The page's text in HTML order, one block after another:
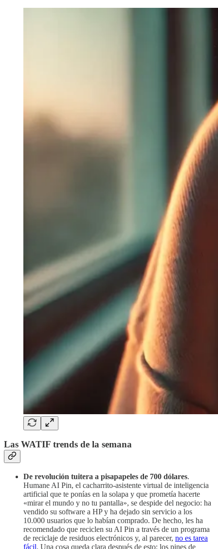
Las WATIF trends de la semana
De revolución tuitera a pisapapeles de 700 dólares.
Humane AI Pin, el cacharrito-asistente virtual de inteligencia
artificial que te ponías en la solapa y que prometía hacerte
«mirar el mundo y no tu pantalla», se despide del negocio: ha
vendido su software a HP y ha dejado sin servicio a los
10.000 usuarios que lo habían comprado. De hecho, les ha
recomendado que reciclen su AI Pin a través de un programa
de reciclaje de residuos electrónicos y, al parecer, no es tarea
fácil. Una cosa queda clara después de esto: los pines de